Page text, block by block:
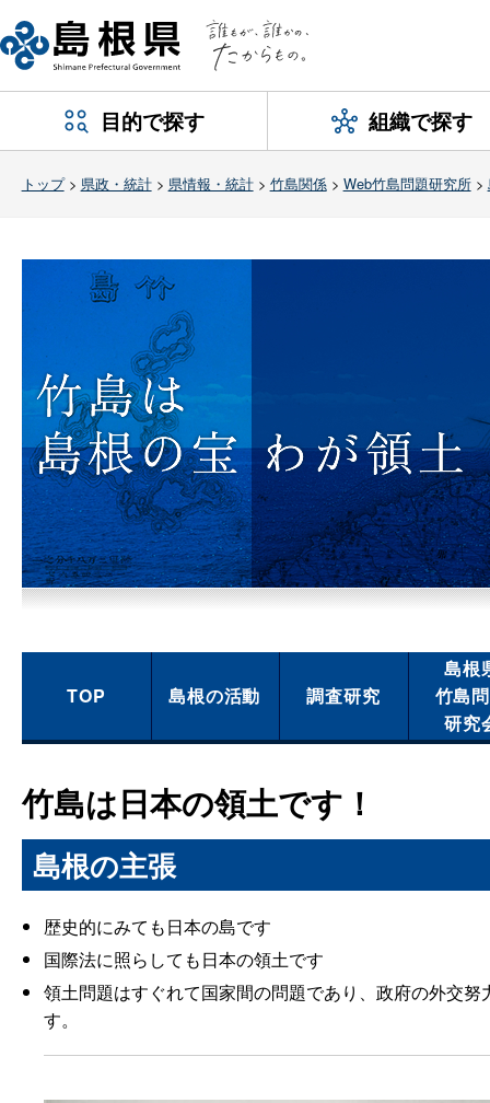
目的で探す 組織で探す
トップ> 県政・統計> 県情報・統計> 竹島関係> Web竹島問題研究所>
TOP 島根の活動 調査研究
島根
竹島
研究
竹島は日本の領土です！
島根の主張
歴史的にみても日本の島です
国際法に照らしても日本の領土です
領土問題はすぐれて国家間の問題であり、政府の外交
す。